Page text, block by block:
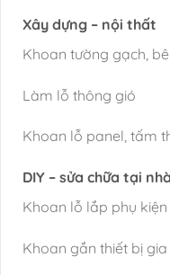
Xây dựng – nội thất
Khoan tường gạch,
Làm lỗ thông gió
Khoan lỗ panel, tấm
DIY – sửa chữa tại nhà
Khoan lỗ lắp phụ kiện
Khoan gắn thiết bị